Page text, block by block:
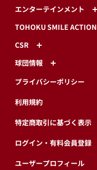
エンターテインメント
TOHOKU SMILE ACTION
CSR
球団情報
プライバシーポリシー
利用規約
特定商取引に基づく表示
ログイン・有料会員登録
ユーザープロフィール